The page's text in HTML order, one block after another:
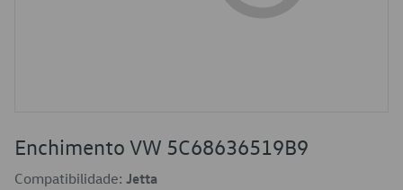
Enchimento VW 5C68636519B9
Compatibilidade: Jetta